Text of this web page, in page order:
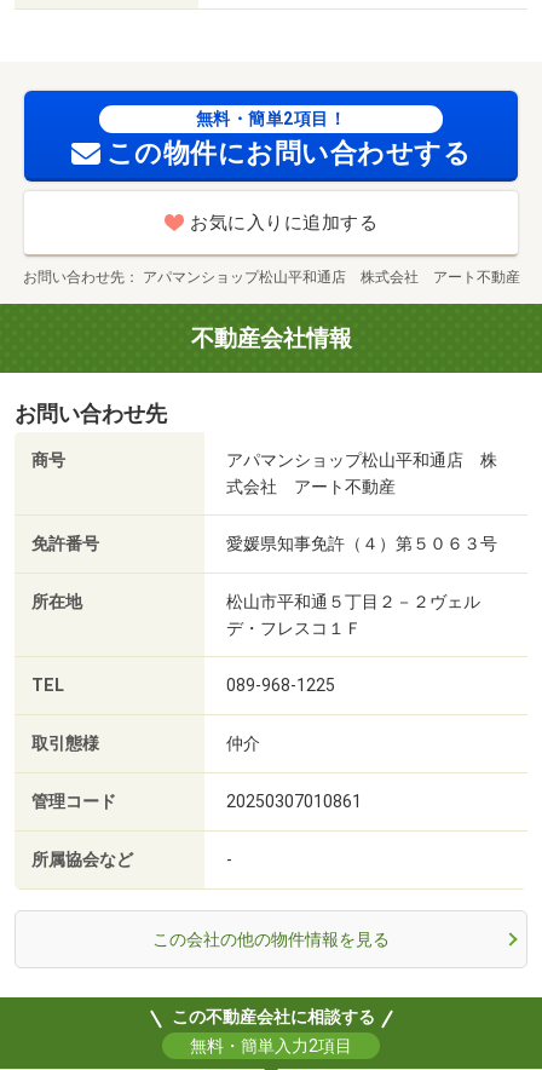
無料・簡単2項目！
この物件にお問い合わせする
お気に入りに追加する
お問い合わせ先 アパマンショップ松山平和通店 株式会社 アート不動産
不動産会社情報
お問い合わせ先
商号
アパマンショップ松山平和通店 株
式会社 アート不動産
免許番号 愛媛県知事免許（４）第５０６３号
所在地
松山市平和通５丁目２－２ヴェル
デ・フレスコ１Ｆ
TEL 089-968-1225
取引態様 仲介
管理コード 20250307010861
所属協会など -
この会社の他の物件情報を見る
この不動産会社に相談する
無料・簡単入力2項目